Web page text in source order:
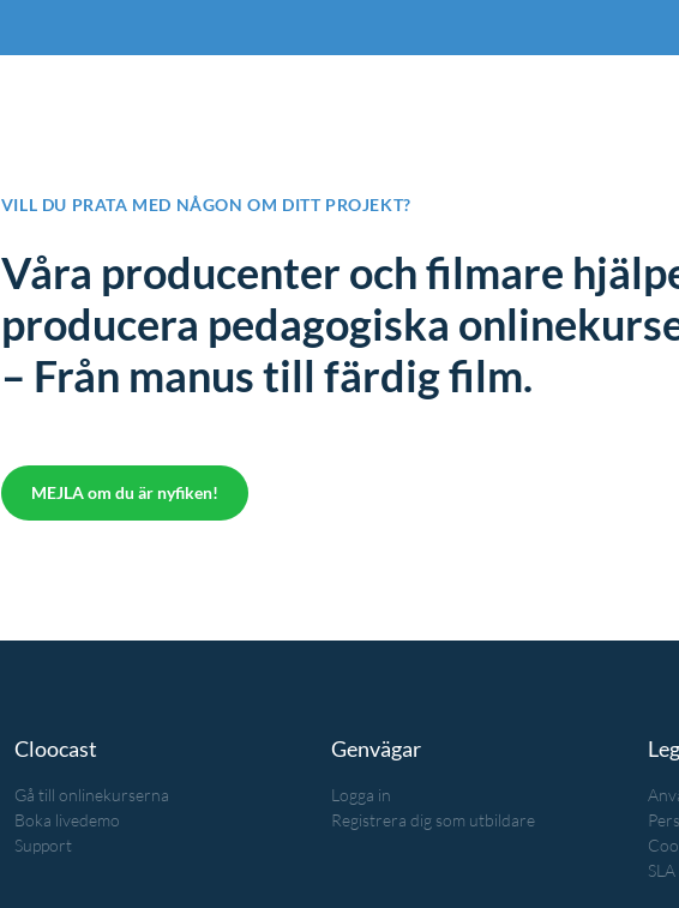
VILL DU PRATA MED NÅGON OM DITT PROJEKT?
Våra producenter och filmare
producera pedagogiska
– Från manus till färdig film.
MEJLA om du är nyfiken!
Cloocast
Gå till onlinekurserna
Boka livedemo
Support
Genvägar
Logga in
Registrera dig som utbildare